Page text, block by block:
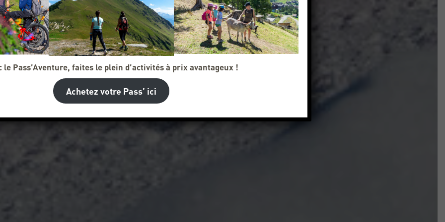
le Pass’Aventure, faites le plein d’activités à prix avantageux !
Achetez votre Pass’ ici